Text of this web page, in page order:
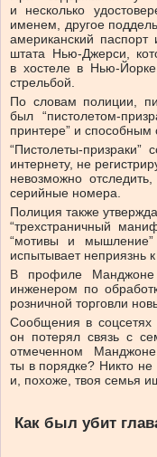
и несколько
именем, другое
американский паспорт
штата Нью-Джерси,
в хостеле в Нью-
стрельбой.
По словам полиции,
был “пистолетом-
принтере” и
“Пистолеты-призраки”
интернету, не
невозможно
серийные номера.
Полиция также
“трехстраничный
“мотивы и мышление”
испытывает неприязнь
В профиле
инженером по
розничной торговли
Сообщения в соцсетях
он потерял связь с
отмеченном
ты в порядке? Никто
и, похоже, твоя семья
Как был убит